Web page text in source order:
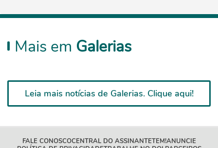
Mais em Galerias
Leia mais notícias de Galerias. Clique aqui!
FALE CONOSCOCENTRAL DO ASSINANTETEM!ANUNCIE